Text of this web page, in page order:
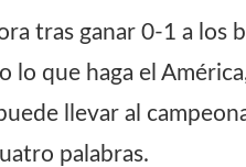
tras ganar 0-1 a los
lo que haga el
llevar al
palabras.